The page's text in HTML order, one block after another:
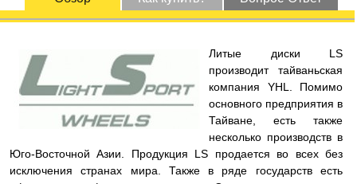
Литые диски LS
производит тайваньская
компания YHL. Помимо
основного предприятия в
Тайване, есть также
несколько производств в
Юго-Восточной Азии. Продукция LS продается во всех без
исключения странах мира. Также в ряде государств есть